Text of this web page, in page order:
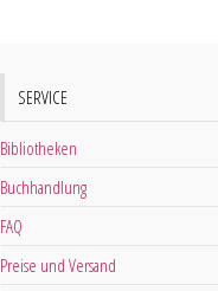
SERVICE
Bibliotheken
Buchhandlung
FAQ
Preise und Versand